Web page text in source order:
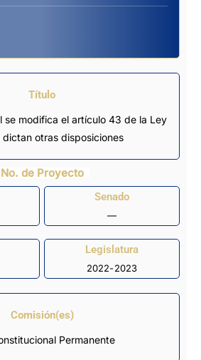
Título
se modifica el artículo 43 de la Ley
otras disposiciones
No. de Proyecto
Senado
—
Legislatura
2022-2023
Comisión(es)
Permanente